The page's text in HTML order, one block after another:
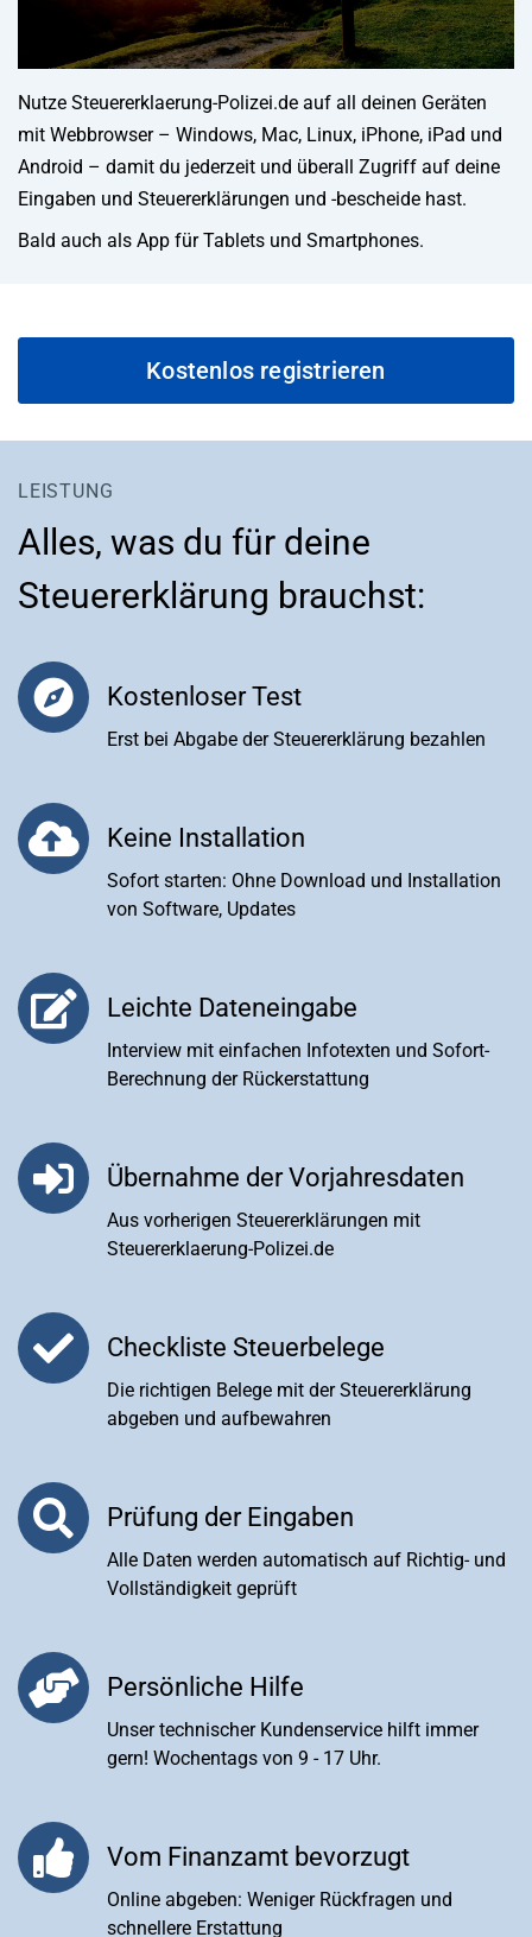
Nutze Steuererklaerung-Polizei.de auf all deinen Geräten
mit Webbrowser – Windows, Mac, Linux, iPhone, iPad und
Android – damit du jederzeit und überall Zugriff auf deine
Eingaben und Steuererklärungen und -bescheide hast.
Bald auch als App für Tablets und Smartphones.
Kostenlos registrieren
LEISTUNG
Alles, was du für deine
Steuererklärung brauchst:
Kostenloser Test
Erst bei Abgabe der Steuererklärung bezahlen
Keine Installation
Sofort starten: Ohne Download und Installation
von Software, Updates
Leichte Dateneingabe
Interview mit einfachen Infotexten und Sofort-
Berechnung der Rückerstattung
Übernahme der Vorjahresdaten
Aus vorherigen Steuererklärungen mit
Steuererklaerung-Polizei.de
Checkliste Steuerbelege
Die richtigen Belege mit der Steuererklärung
abgeben und aufbewahren
Prüfung der Eingaben
Alle Daten werden automatisch auf Richtig- und
Vollständigkeit geprüft
Persönliche Hilfe
Unser technischer Kundenservice hilft immer
gern! Wochentags von 9 - 17 Uhr.
Vom Finanzamt bevorzugt
Online abgeben: Weniger Rückfragen und
schnellere Erstattung